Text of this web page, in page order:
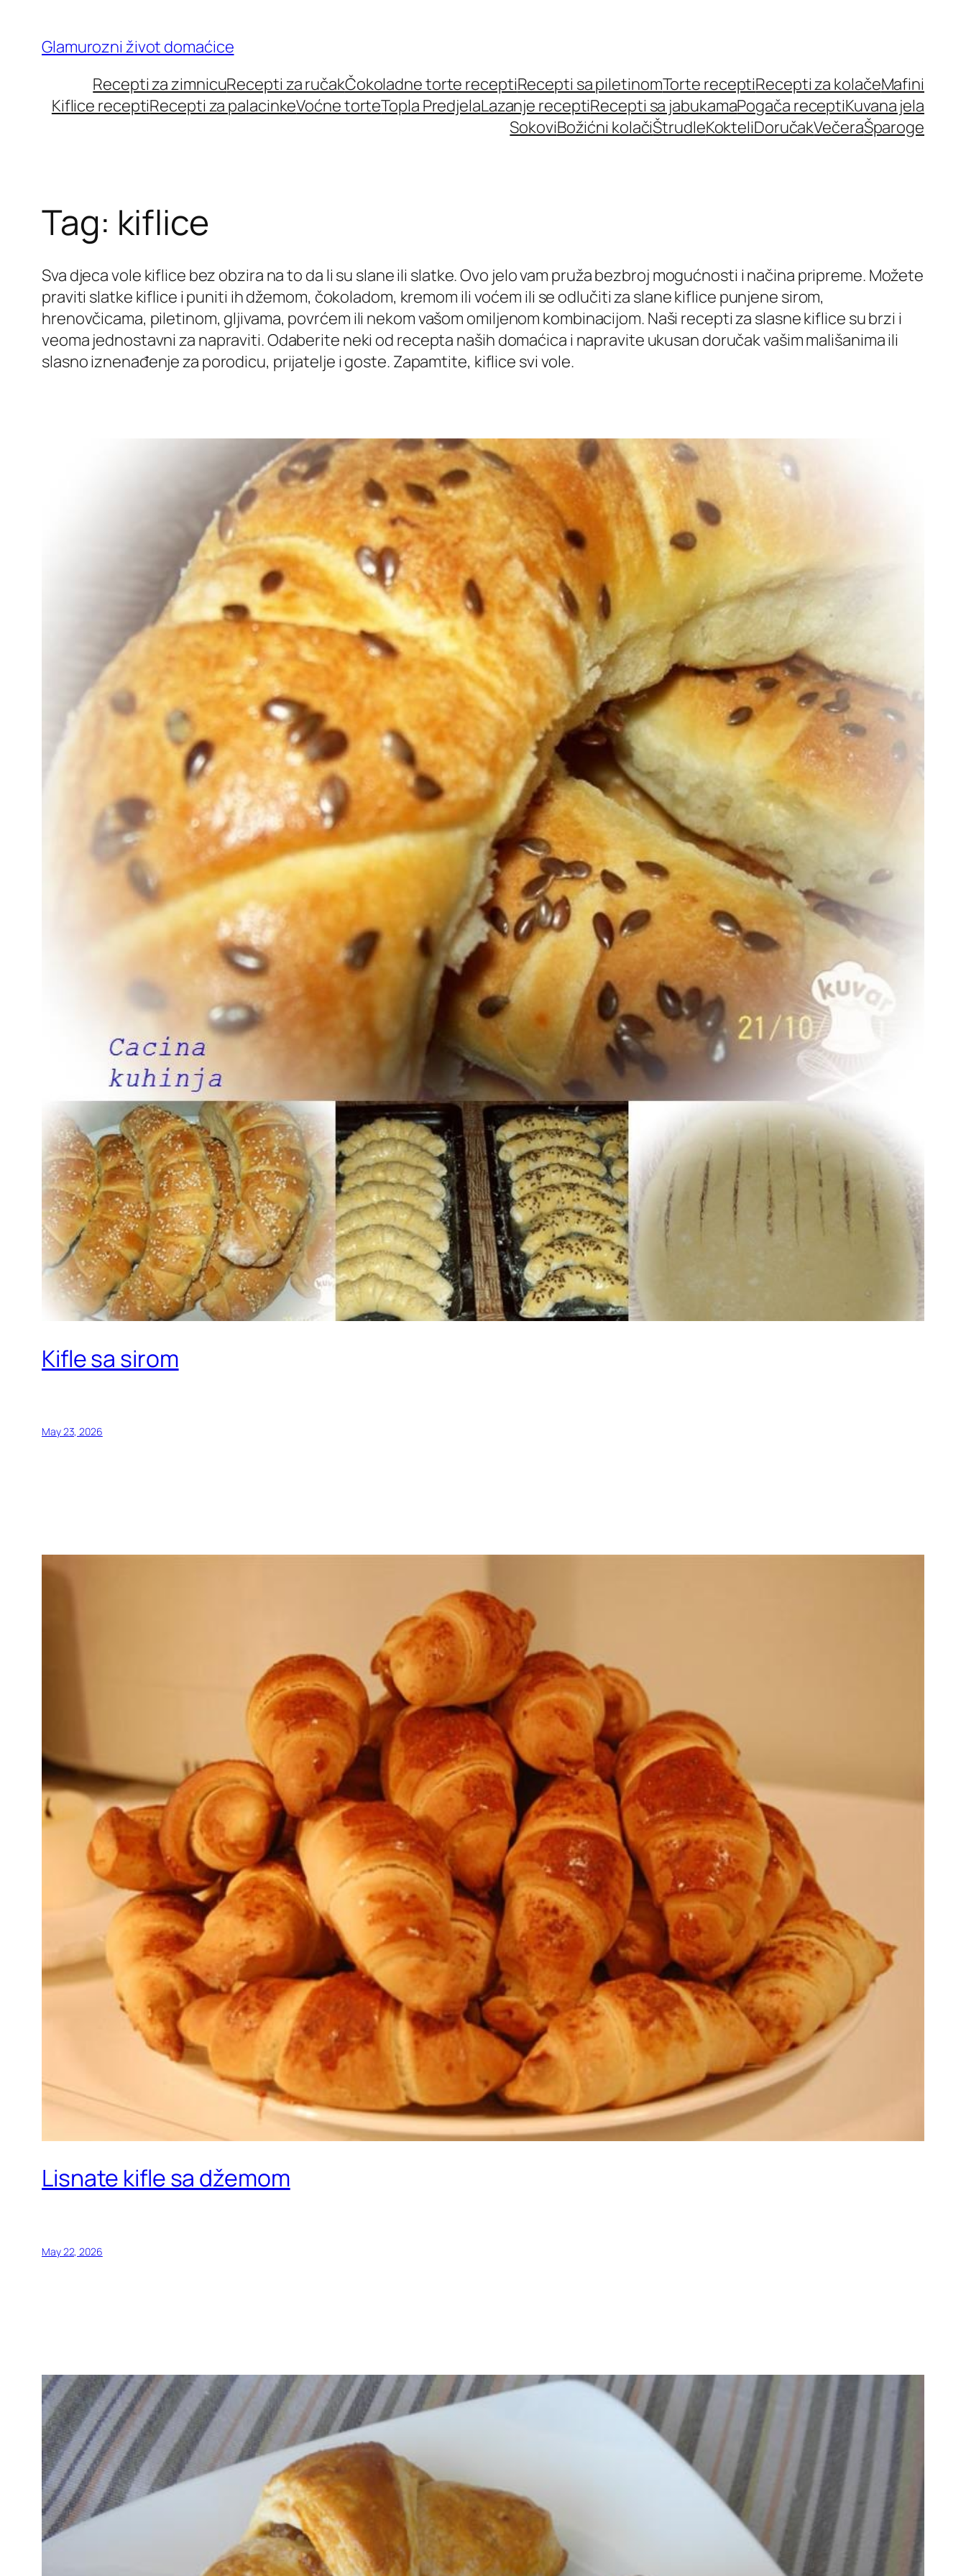
content
Glamurozni život domaćice
Recepti za zimnicuRecepti za ručakČokoladne torte receptiRecepti sa piletinomTorte receptiRecepti za kolačeMafini
Kiflice receptiRecepti za palacinkeVoćne torteTopla PredjelaLazanje receptiRecepti sa jabukamaPogača receptiKuvana jela
SokoviBožićni kolačiŠtrudleKokteliDoručakVečeraŠparoge
Tag: kiflice
Sva djeca vole kiflice bez obzira na to da li su slane ili slatke. Ovo jelo vam pruža bezbroj mogućnosti i načina pripreme. Možete
praviti slatke kiflice i puniti ih džemom, čokoladom, kremom ili voćem ili se odlučiti za slane kiflice punjene sirom,
hrenovčicama, piletinom, gljivama, povrćem ili nekom vašom omiljenom kombinacijom. Naši recepti za slasne kiflice su brzi i
veoma jednostavni za napraviti. Odaberite neki od recepta naših domaćica i napravite ukusan doručak vašim mališanima ili
slasno iznenađenje za porodicu, prijatelje i goste. Zapamtite, kiflice svi vole.
Kifle sa sirom
May 23, 2026
Lisnate kifle sa džemom
May 22, 2026